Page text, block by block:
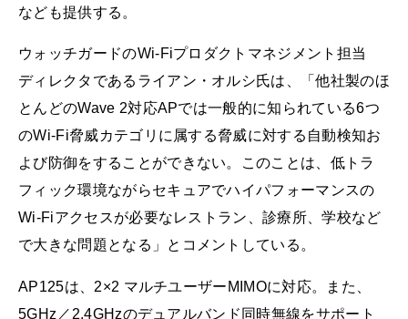
なども提供する。
ウォッチガードのWi-Fiプロダクトマネジメント担当
ディレクタであるライアン・オルシ氏は、「他社製のほ
とんどのWave 2対応APでは一般的に知られている6つ
のWi-Fi脅威カテゴリに属する脅威に対する自動検知お
よび防御をすることができない。このことは、低トラ
フィック環境ながらセキュアでハイパフォーマンスの
Wi-Fiアクセスが必要なレストラン、診療所、学校など
で大きな問題となる」とコメントしている。
AP125は、2×2 マルチユーザーMIMOに対応。また、
5GHz／2.4GHzのデュアルバンド同時無線をサポート